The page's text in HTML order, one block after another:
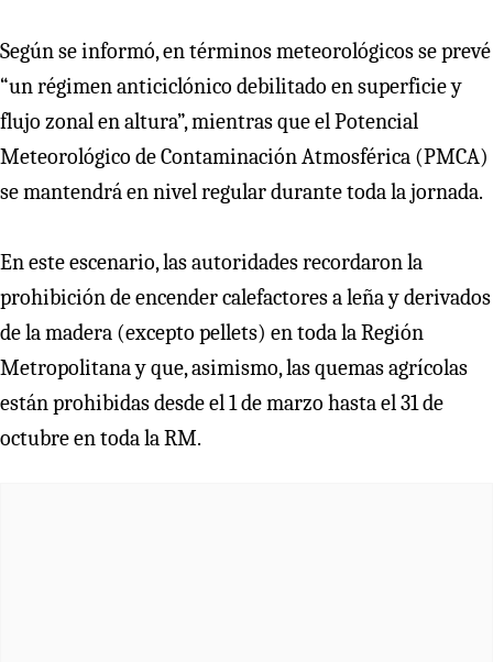
Según se informó, en términos meteorológicos se prevé
“un régimen anticiclónico debilitado en superficie y
flujo zonal en altura”, mientras que el Potencial
Meteorológico de Contaminación Atmosférica (PMCA)
se mantendrá en nivel regular durante toda la jornada.
En este escenario, las autoridades recordaron la
prohibición de encender calefactores a leña y derivados
de la madera (excepto pellets) en toda la Región
Metropolitana y que, asimismo, las quemas agrícolas
están prohibidas desde el 1 de marzo hasta el 31 de
octubre en toda la RM.